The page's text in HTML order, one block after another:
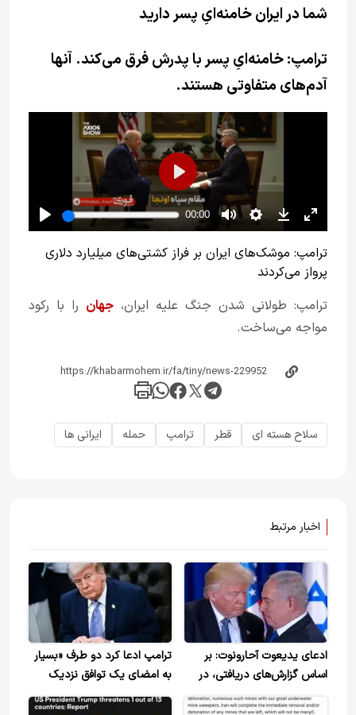
شما در ایران خامنه‌ایِ پسر دارید
ترامپ: خامنه‌ایِ پسر با پدرش فرق می‌کند. آنها
آدم‌های متفاوتی هستند.
ترامپ: موشک‌های ایران بر فراز کشتی‌های میلیارد دلاری
پرواز می‌کردند
ترامپ: طولانی‌ شدن جنگ علیه ایران، جهان را با رکود
مواجه می‌ساخت.
سلاح هسته ای قطر ترامپ حمله ایرانی ها
اخبار مرتبط
ادعای یدیعوت آحارونوت: بر
اساس گزارش‌های دریافتی، در
گفت‌وگویی که لحظاتی پیش
ترامپ ادعا کرد دو طرف «بسیار
به امضای یک توافق نزدیک
هستند»، اما او اصرار دارد که